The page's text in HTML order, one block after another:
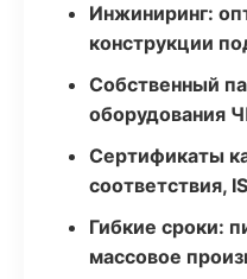
Инжиниринг:
конструкции
Собственный
оборудования
Сертификаты
соответствия,
Гибкие сроки:
массовое